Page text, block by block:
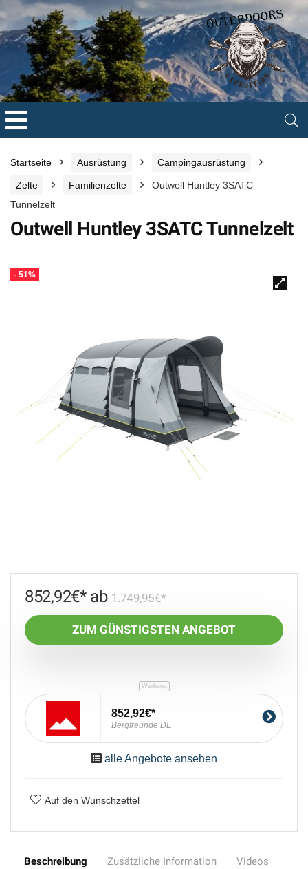
Startseite Ausrüstung Campingausrüstung
Zelte Familienzelte
Outwell Huntley 3SATC
Tunnelzelt
Outwell Huntley 3SATC Tunnelzelt
- 51%
1.749,95€
852,92€
ZUM GÜNSTIGSTEN ANGEBOT
852,92€
Bergfreunde DE
alle Angebote ansehen
Auf den Wunschzettel
Beschreibung Zusätzliche Information Videos